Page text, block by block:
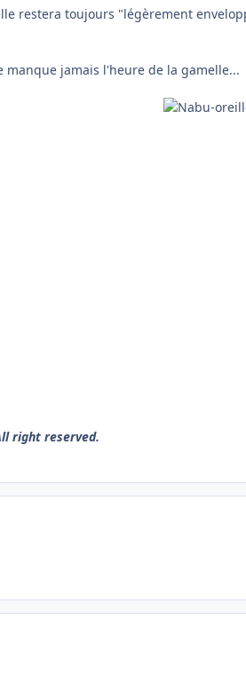
restera toujours "légèrement
jamais l'heure de la gamelle...
right reserved.